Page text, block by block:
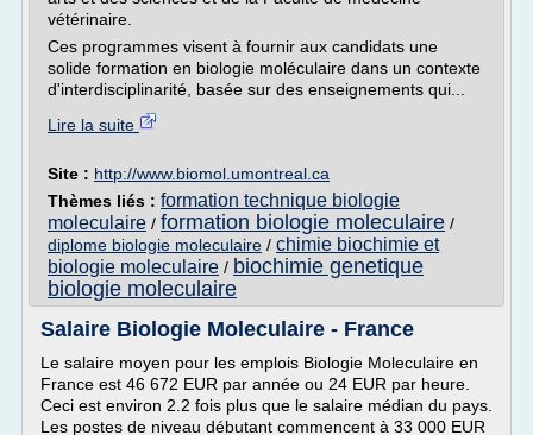
vétérinaire.
Ces programmes visent à fournir aux candidats une
solide formation en biologie moléculaire dans un contexte
d'interdisciplinarité, basée sur des enseignements qui...
Lire la suite
Site : http://www.biomol.umontreal.ca
Thèmes liés : formation technique biologie
moleculaire / formation biologie moleculaire /
diplome biologie moleculaire / chimie biochimie et
biologie moleculaire / biochimie genetique
biologie moleculaire
Salaire Biologie Moleculaire - France
Le salaire moyen pour les emplois Biologie Moleculaire en
France est 46 672 EUR par année ou 24 EUR par heure.
Ceci est environ 2.2 fois plus que le salaire médian du pays.
Les postes de niveau débutant commencent à 33 000 EUR